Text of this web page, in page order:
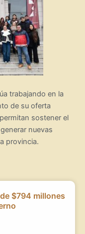
trabajando en la
de su oferta
sostener el
nuevas
provincia.
$794 millones